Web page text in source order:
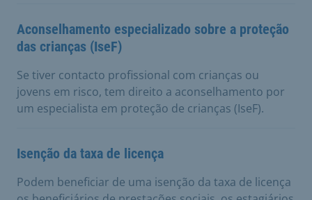
Aconselhamento especializado sobre a proteção
das crianças (IseF)
Se tiver contacto profissional com crianças ou
jovens em risco, tem direito a aconselhamento por
um especialista em proteção de crianças (IseF).
Isenção da taxa de licença
Podem beneficiar de uma isenção da taxa de licença